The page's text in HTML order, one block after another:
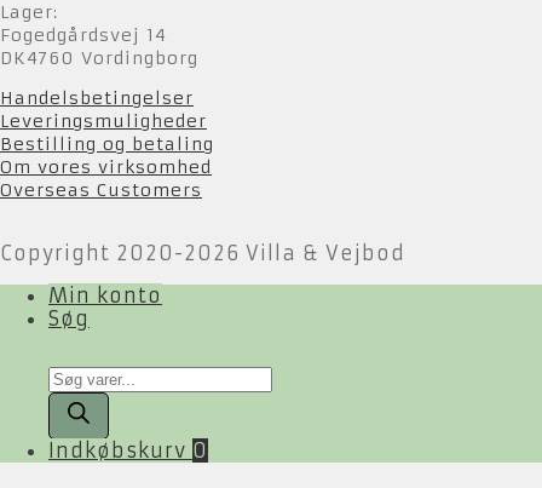
Lager:
Fogedgårdsvej 14
DK4760 Vordingborg
Handelsbetingelser
Leveringsmuligheder
Bestilling og betaling
Om vores virksomhed
Overseas Customers
Copyright 2020-2026 Villa & Vejbod
Min konto
Søg
Products
search
Indkøbskurv 0